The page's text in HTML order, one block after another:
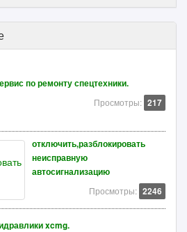
по ремонту спецтехники.
Просмотры: 217
отключить,разблокировать
неисправную
автосигнализацию
Просмотры: 2246
xcmg.